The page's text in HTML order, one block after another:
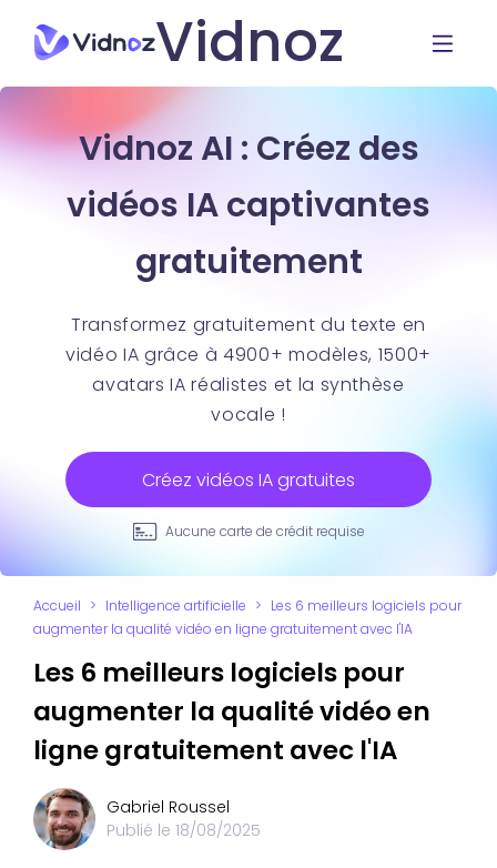
Vidnoz
Vidnoz AI : Créez des
vidéos IA captivantes
gratuitement
Transformez gratuitement du texte en
vidéo IA grâce à 4900+ modèles, 1500+
avatars IA réalistes et la synthèse
vocale !
Créez vidéos IA gratuites
Aucune carte de crédit requise
Accueil > Intelligence artificielle > Les 6 meilleurs logiciels pour
augmenter la qualité vidéo en ligne gratuitement avec l'IA
Les 6 meilleurs logiciels pour
augmenter la qualité vidéo en
ligne gratuitement avec l'IA
Gabriel Roussel
Publié le 18/08/2025